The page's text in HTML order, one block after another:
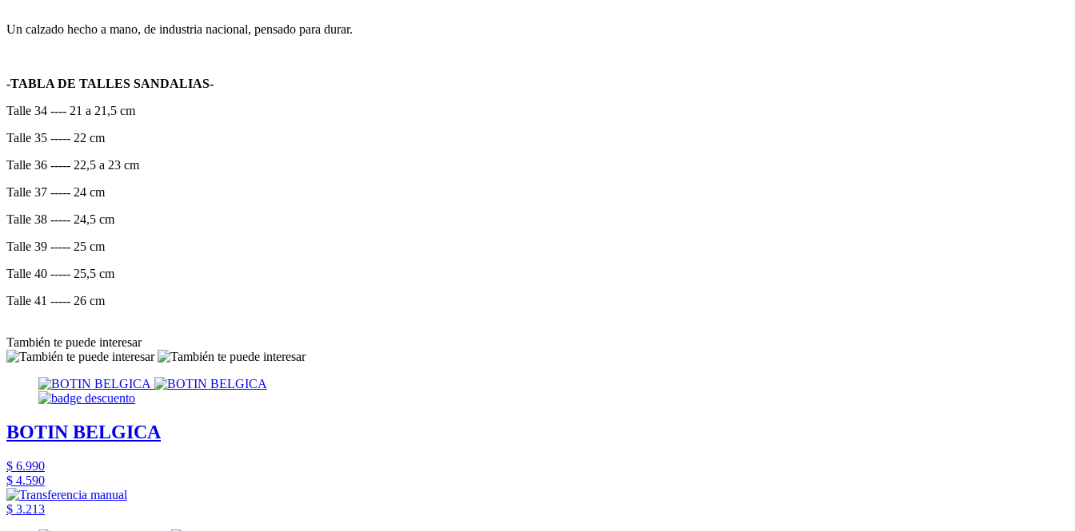
Un calzado hecho a mano, de industria nacional, pensado para durar.
-TABLA DE TALLES SANDALIAS-
Talle 34 ---- 21 a 21,5 cm
Talle 35 ----- 22 cm
Talle 36 ----- 22,5 a 23 cm
Talle 37 ----- 24 cm
Talle 38 ----- 24,5 cm
Talle 39 ----- 25 cm
Talle 40 ----- 25,5 cm
Talle 41 ----- 26 cm
También te puede interesar
BOTIN BELGICA
$ 6.990
$ 4.590
$ 3.213